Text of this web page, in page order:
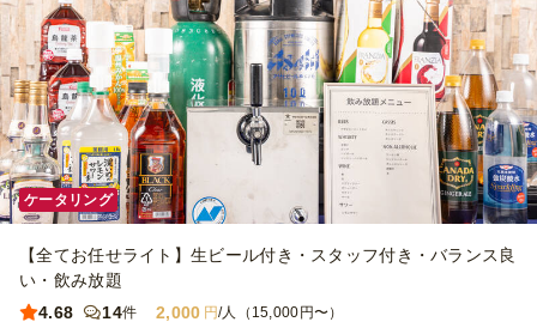
ケータリング
【全てお任せライト】生ビール付き・スタッフ付き・バランス良
い・飲み放題
4.68
14件 2,000 円/人（15,000円〜）